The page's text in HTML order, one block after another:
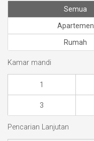
Semua
Apartemen
Rumah
Kamar mandi
1
3
Pencarian Lanjutan